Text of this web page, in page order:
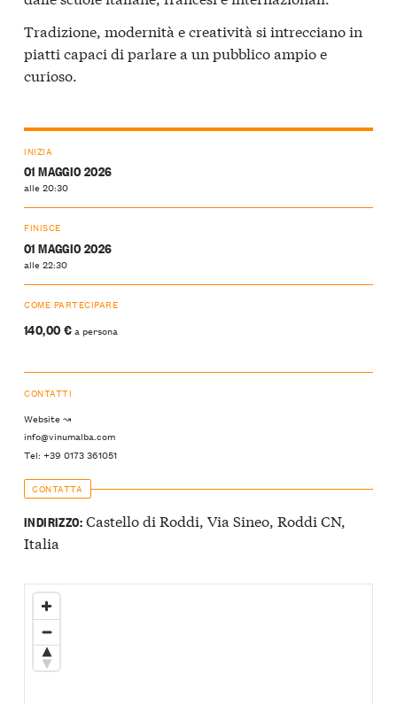
Tradizione, modernità e creatività si intrecciano in
piatti capaci di parlare a un pubblico ampio e
curioso.
INIZIA
01 MAGGIO 2026
alle 20:30
FINISCE
01 MAGGIO 2026
alle 22:30
COME PARTECIPARE
140,00 €a persona
CONTATTI
Website ↝
info@vinumalba.com
Tel: +39 0173 361051
CONTATTA
INDIRIZZO:Castello di Roddi, Via Sineo, Roddi CN,
Italia